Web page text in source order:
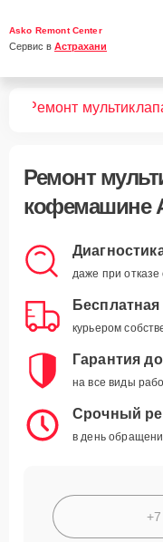
Asko Remont Center
Сервис в Астрахани
Ремонт
Ремонт
кофемашине
даже при
курьером
Гарантия
на все виды
Срочный
в день